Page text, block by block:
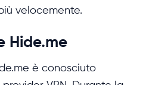
velocemente.
Hide.me
è conosciuto